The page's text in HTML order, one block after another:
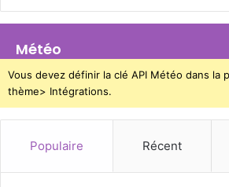
Météo
Vous devez définir la clé API Météo dans la
thème> Intégrations.
Populaire Récent